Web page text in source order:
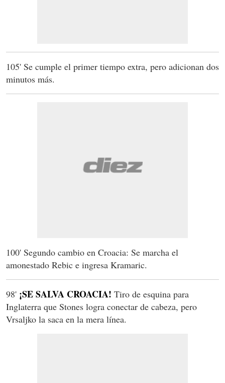
105' Se cumple el primer tiempo extra, pero adicionan dos
minutos más.
100' Segundo cambio en Croacia: Se marcha el
amonestado Rebic e ingresa Kramaric.
98' ¡SE SALVA CROACIA! Tiro de esquina para
Inglaterra que Stones logra conectar de cabeza, pero
Vrsaljko la saca en la mera línea.